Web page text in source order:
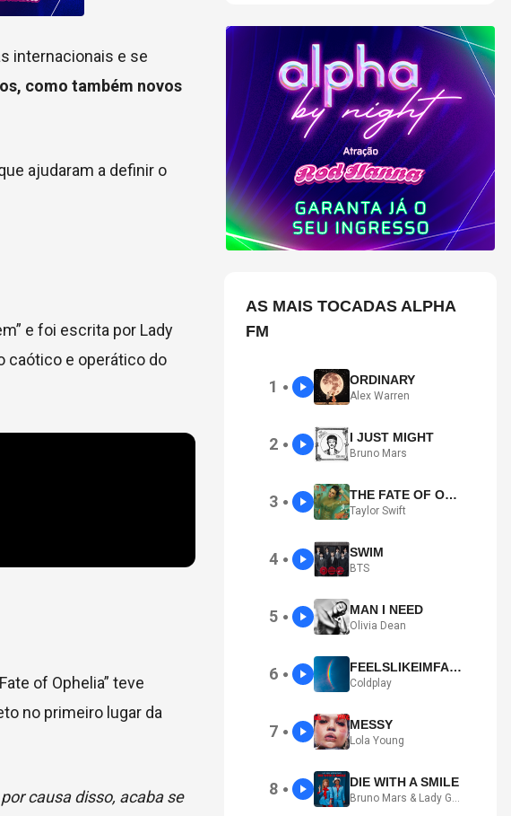
internacionais e se
como também novos
ajudaram a definir o
e foi escrita por Lady
caótico e operático do
of Ophelia” teve
no primeiro lugar da
causa disso, acaba se
AS MAIS TOCADAS ALPHA
FM
1 ● ORDINARY
Alex Warren
2 ● I JUST MIGHT
Bruno Mars
3 ● THE FATE OF OPHELIA
Taylor Swift
4 ● SWIM
BTS
5 ● MAN I NEED
Olivia Dean
6 ● FEELSLIKEIMFALLINGINLOVE
Coldplay
7 ● MESSY
Lola Young
8 ● DIE WITH A SMILE
Bruno Mars & Lady Gaga